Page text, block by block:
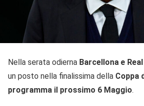
Nella serata odierna Barcellona e
un posto nella finalissima della Coppa
programma il prossimo 6 Maggio.